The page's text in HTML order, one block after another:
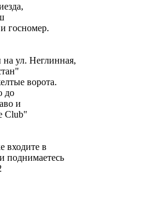
госномер.
ул. Неглинная,
ворота.
до
и
Club"
входите в
поднимаетесь